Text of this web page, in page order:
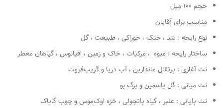
حجم 100 میل
مناسب برای آقایان
نوع رایحه : تند ، خنک ، خوراکی ، طبیعت ، گل
ساختار رایحه : میوه ، مرکبات ، خاک و زمین ، اقیانوس ، گیاهان معطر
نت آغازی : پرتقال ماندارین ، آب دریا و گریپ‌فروت
نت میانی : گل یاسمین و برگ بو
نت پایانی : عنبر ، گیاه پاتچولی ، خزه اوک‌موس و چوب گایاک